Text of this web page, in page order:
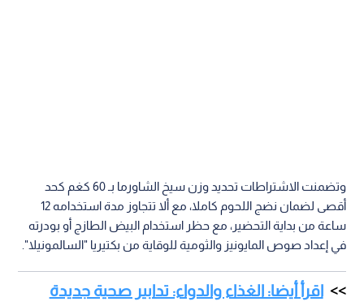
وتضمنت الاشتراطات تحديد وزن سيخ الشاورما بـ 60 كغم كحد
أقصى لضمان نضج اللحوم كاملا، مع ألا تتجاوز مدة استخدامه 12
ساعة من بداية التحضير، مع حظر استخدام البيض الطازج أو بودرته
في إعداد صوص المايونيز والثومية للوقاية من بكتيريا "السالمونيلا".
اقرأ أيضا: الغذاء والدواء: تدابير صحية جديدة